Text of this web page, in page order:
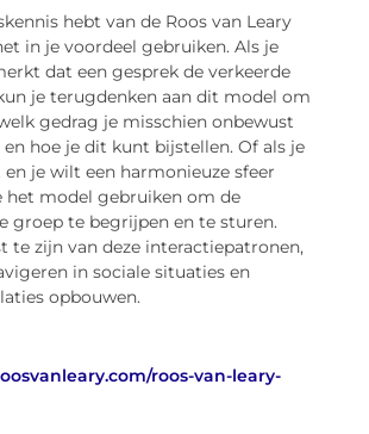
hebt van de Roos van Leary
in je voordeel gebruiken. Als je
dat een gesprek de verkeerde
je terugdenken aan dit model om
gedrag je misschien onbewust
hoe je dit kunt bijstellen. Of als je
je wilt een harmonieuze sfeer
het model gebruiken om de
groep te begrijpen en te sturen.
te zijn van deze interactiepatronen,
in sociale situaties en
opbouwen.
roos-van-leary-